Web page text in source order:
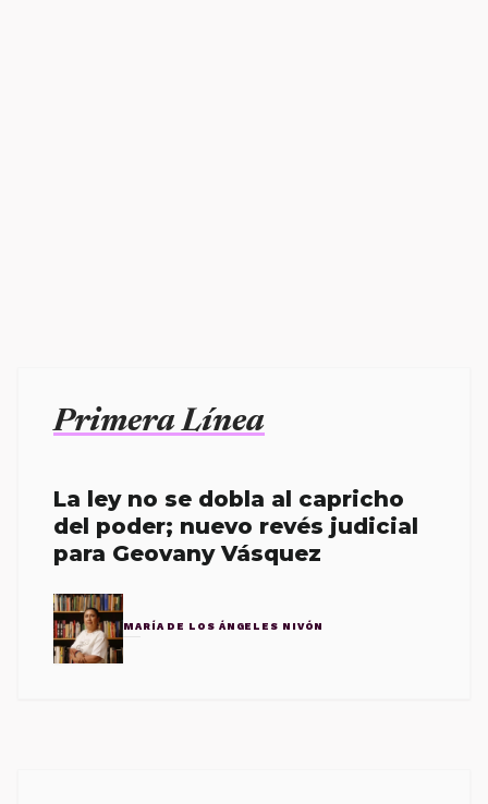
Primera Línea
La ley no se dobla al capricho
del poder; nuevo revés judicial
para Geovany Vásquez
MARÍA DE LOS ÁNGELES NIVÓN